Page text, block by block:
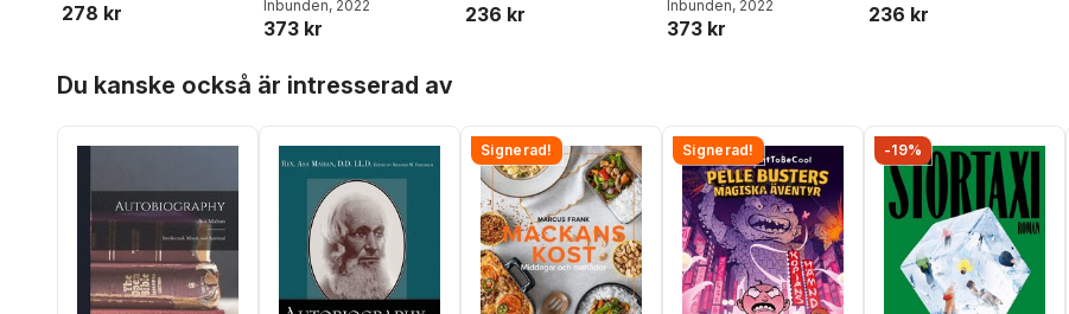
278 kr
Inbunden, 2022
373 kr
236 kr
Inbunden, 2022
373 kr
236 kr
Du kanske också är intresserad av
Signerad! Signerad! -19%